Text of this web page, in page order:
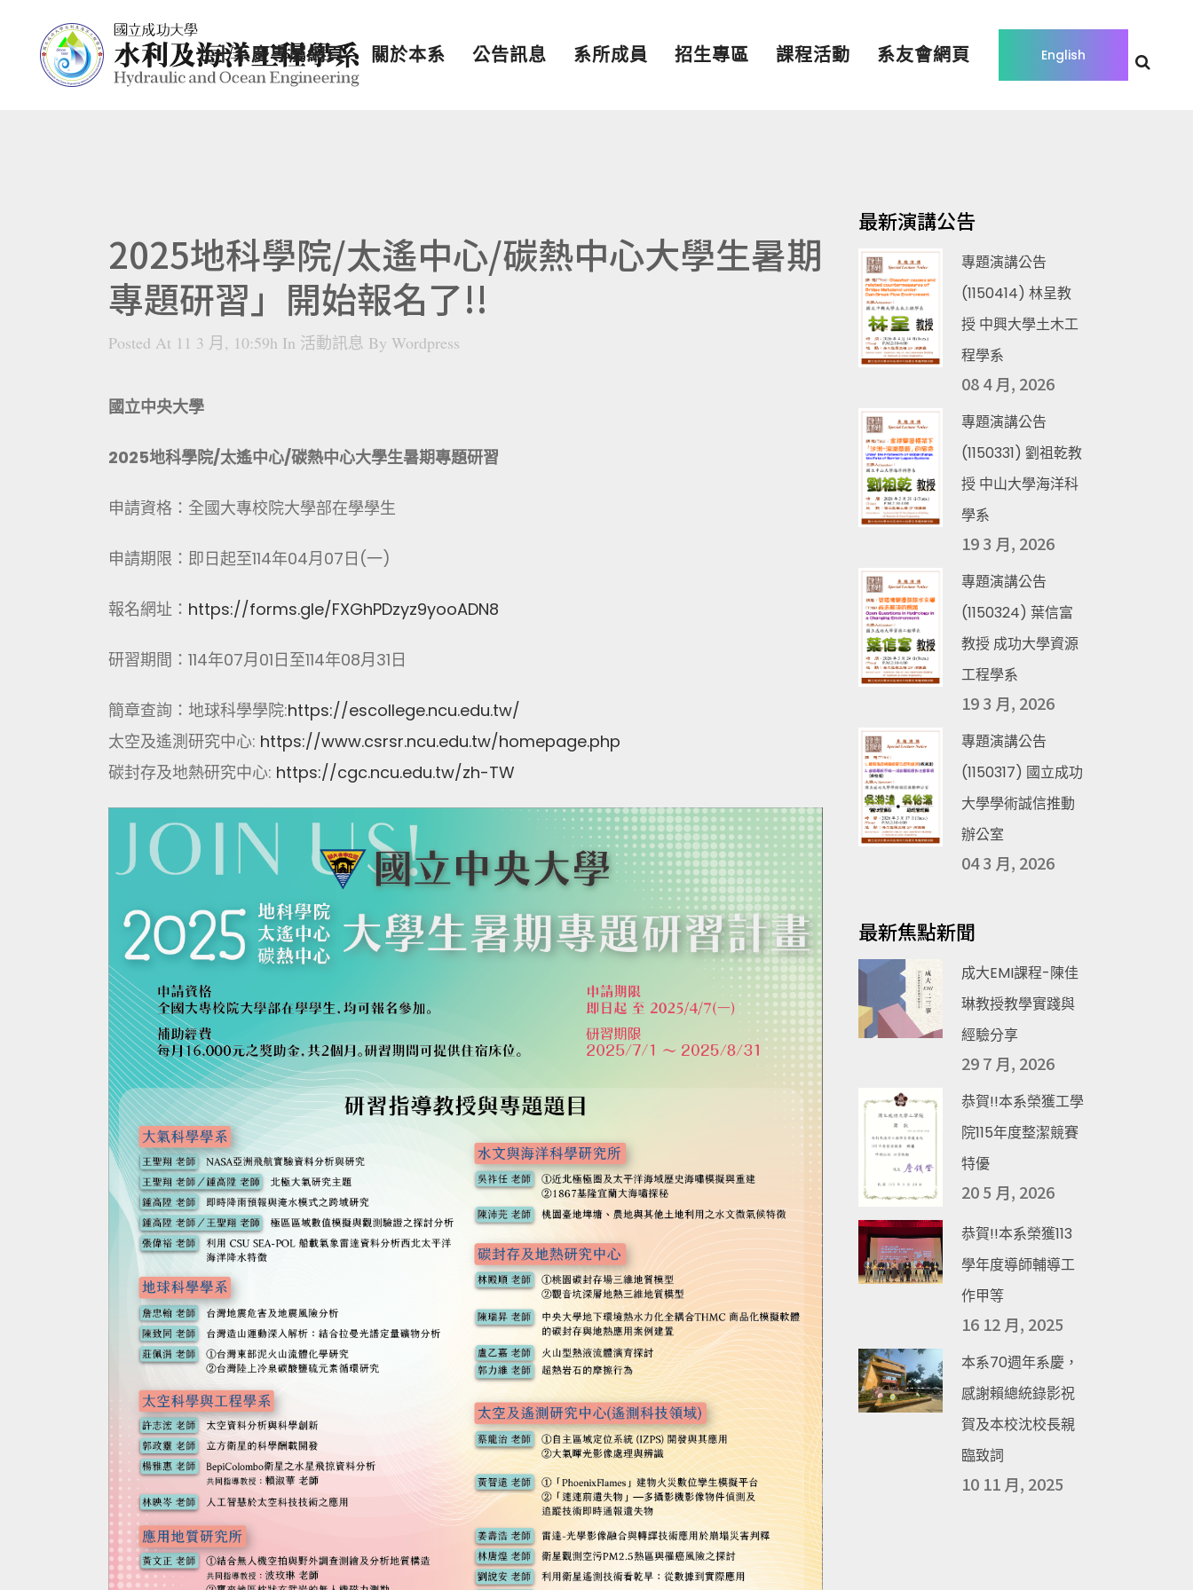
English
七十系慶專屬網頁 關於本系 公告訊息 系所成員 招生專區 課程活動 系友會網頁
2025地科學院/太遙中心/碳熱中心大學生暑期
專題研習」開始報名了!!
Posted At 11 3 月, 10:59h In 活動訊息 By Wordpress
國立中央大學
2025地科學院/太遙中心/碳熱中心大學生暑期專題研習
申請資格：全國大專校院大學部在學學生
申請期限：即日起至114年04月07日(一)
報名網址： https://forms.gle/FXGhPDzyz9yooADN8
研習期間：114年07月01日至114年08月31日
簡章查詢：地球科學學院:https://escollege.ncu.edu.tw/
太空及遙測研究中心: https://www.csrsr.ncu.edu.tw/homepage.php
碳封存及地熱研究中心: https://cgc.ncu.edu.tw/zh-TW
最新演講公告
專題演講公告
(1150414) 林呈教
授 中興大學土木工
程學系
08 4 月, 2026
專題演講公告
(1150331) 劉祖乾教
授 中山大學海洋科
學系
19 3 月, 2026
專題演講公告
(1150324) 葉信富
教授 成功大學資源
工程學系
19 3 月, 2026
專題演講公告
(1150317) 國立成功
大學學術誠信推動
辦公室
04 3 月, 2026
最新焦點新聞
成大EMI課程-陳佳
琳教授教學實踐與
經驗分享
29 7 月, 2026
恭賀!!本系榮獲工學
院115年度整潔競賽
特優
20 5 月, 2026
恭賀!!本系榮獲113
學年度導師輔導工
作甲等
16 12 月, 2025
本系70週年系慶，
感謝賴總統錄影祝
賀及本校沈校長親
臨致詞
10 11 月, 2025